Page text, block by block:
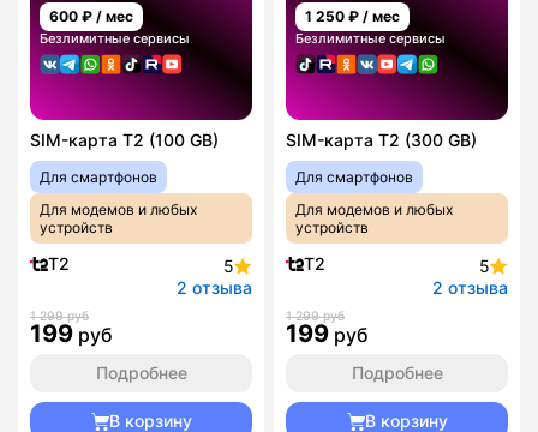
600 ₽ / мес
Безлимитные сервисы
SIM-карта T2 (100 GB)
Для смартфонов
Для модемов и любых
устройств
T2
5
2 отзыва
1 299 руб
199 руб
Подробнее
В корзину
1 250 ₽ / мес
Безлимитные сервисы
SIM-карта T2 (300 GB)
Для смартфонов
Для модемов и любых
устройств
T2
5
2 отзыва
1 299 руб
199 руб
Подробнее
В корзину